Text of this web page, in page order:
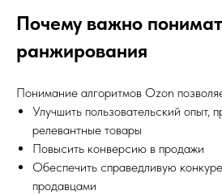
Почему важно
ранжирования
Понимание алгоритмов Ozon
Улучшить пользовательский опыт,
релевантные товары
Повысить конверсию в продажи
Обеспечить справедливую
продавцами